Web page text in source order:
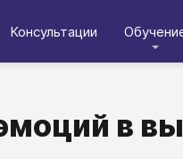
Консультации
в